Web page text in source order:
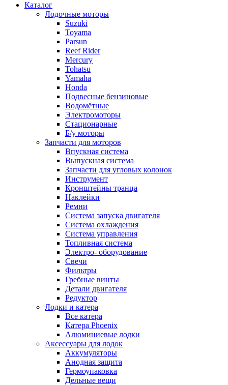
Каталог
Лодочные моторы
Suzuki
Toyama
Parsun
Reef Rider
Mercury
Tohatsu
Yamaha
Honda
Подвесные бензиновые
Водомётные
Электромоторы
Стационарные
Б/у моторы
Запчасти для моторов
Впускная система
Выпускная система
Запчасти для угловых колонок
Инструмент
Кронштейны транца
Наклейки
Ремни
Система запуска двигателя
Система охлаждения
Система управления
Топливная система
Электро- оборудование
Свечи
Фильтры
Гребные винты
Детали двигателя
Редуктор
Лодки и катера
Все катера
Катера Phoenix
Алюминиевые лодки
Аксессуары для лодок
Аккумуляторы
Анодная защита
Гермоупаковка
Дельные вещи